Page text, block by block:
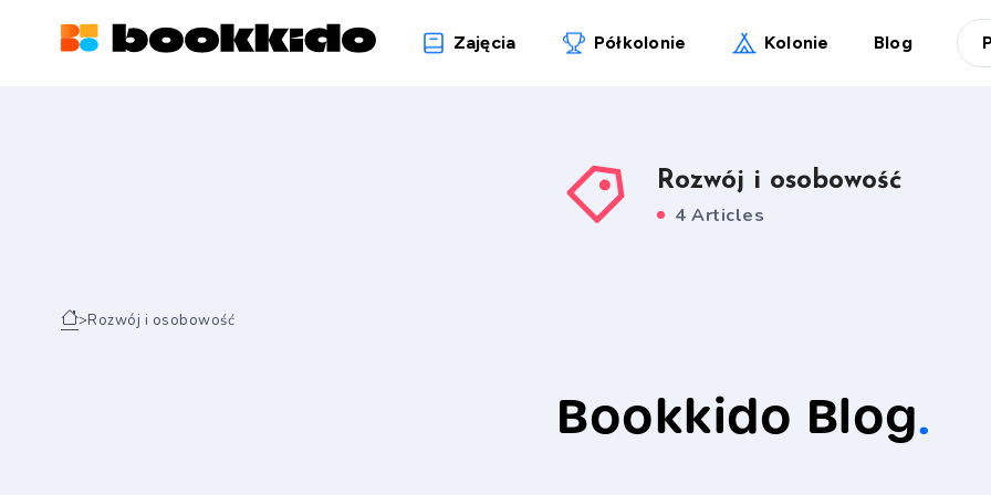
Zajęcia Półkolonie Kolonie Blog
Rozwój i osobowość
4 Articles
>Rozwój i osobowość
Bookkido Blog.